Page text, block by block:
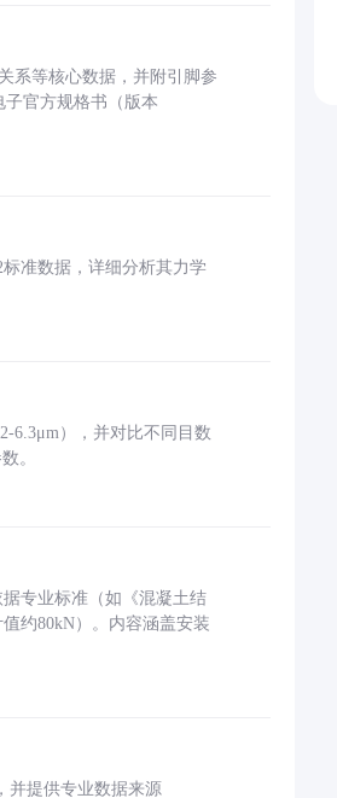
系等核心数据，并附引脚参
官方规格书（版本
准数据，详细分析其力学
6.3μm），并对比不同目数
。
专业标准（如《混凝土结
约80kN）。内容涵盖安装
并提供专业数据来源